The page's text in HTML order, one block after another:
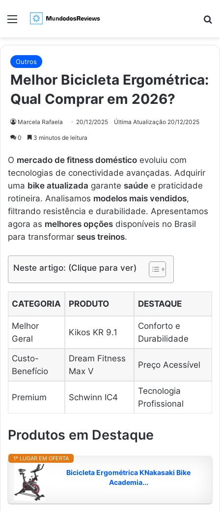
Menu
Outros
Melhor Bicicleta Ergométrica:
Qual Comprar em 2026?
Marcela Rafaela 20/12/2025 Última Atualização 20/12/2025
0 3 minutos de leitura
O mercado de fitness doméstico evoluiu com
tecnologias de conectividade avançadas. Adquirir
uma bike atualizada garante saúde e praticidade
rotineira. Analisamos modelos mais vendidos,
filtrando resistência e durabilidade. Apresentamos
agora as melhores opções disponíveis no Brasil
para transformar seus treinos.
Neste artigo: (Clique para ver)
CATEGORIA PRODUTO DESTAQUE
Melhor
Geral
Kikos KR 9.1
Conforto e
Durabilidade
Custo-
Benefício
Dream Fitness
Max V
Preço Acessível
Premium Schwinn IC4
Tecnologia
Profissional
Produtos em Destaque
1º LUGAR EM OFERTA
Bicicleta Ergométrica KNakasaki Bike
Academia...